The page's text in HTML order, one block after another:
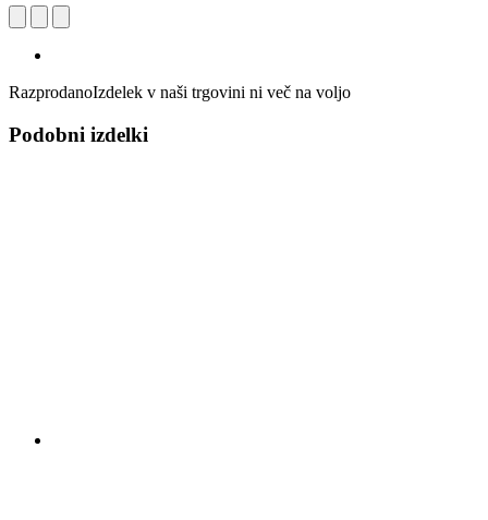
RazprodanoIzdelek v naši trgovini ni več na voljo
Podobni izdelki